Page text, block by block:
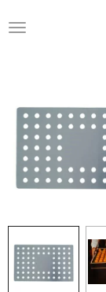
direct